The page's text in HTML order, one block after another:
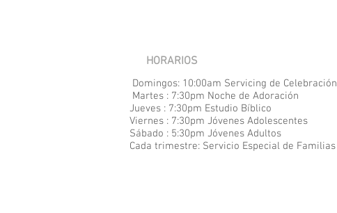
HORARIOS
Domingos: 10:00am Servicing de Celebración
Martes : 7:30pm Noche de Adoración
Jueves : 7:30pm Estudio Bíblico
Viernes : 7:30pm Jóvenes Adolescentes
Sábado : 5:30pm Jóvenes Adultos
Cada trimestre: Servicio Especial de Familias